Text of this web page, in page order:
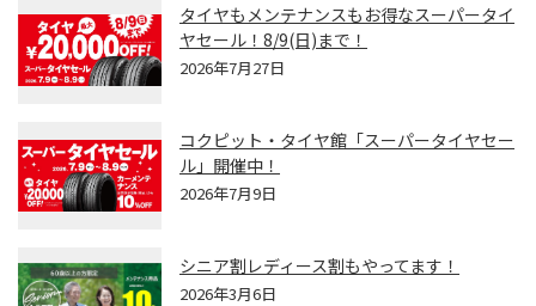
タイヤもメンテナンスもお得なスーパータイ
ヤセール！8/9(日)まで！
2026年7月27日
コクピット・タイヤ館「スーパータイヤセー
ル」開催中！
2026年7月9日
シニア割レディース割もやってます！
2026年3月6日